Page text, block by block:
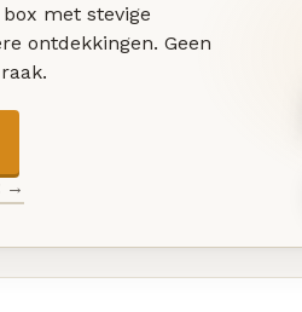
met stevige
ontdekkingen. Geen
→